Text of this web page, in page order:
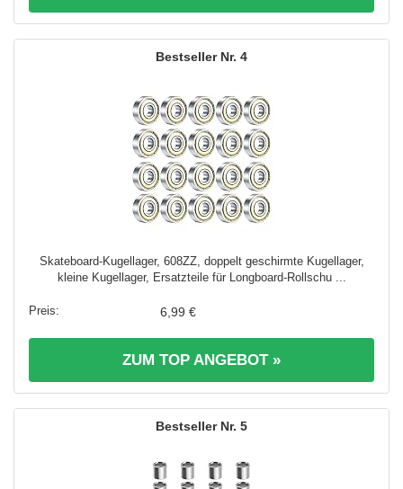
4
Skateboard-Kugellager, 608ZZ, doppelt geschirmte Kugellager,
kleine Kugellager, Ersatzteile für Longboard-Rollschu ...
6,99 €
ZUM TOP ANGEBOT »
5